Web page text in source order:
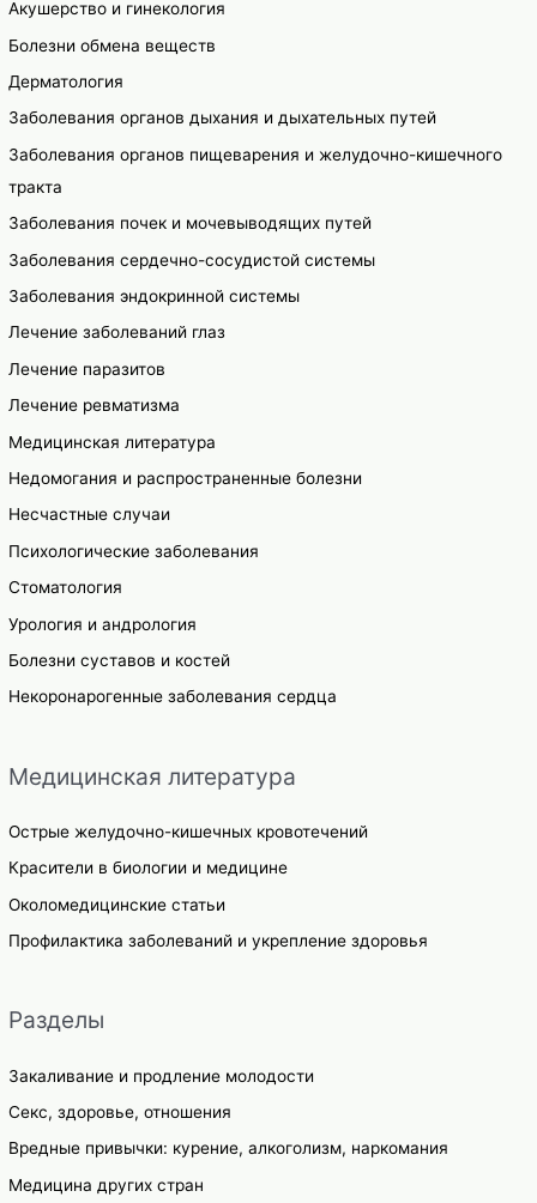
Акушерство и гинекология
Болезни обмена веществ
Дерматология
Заболевания органов дыхания и дыхательных путей
Заболевания органов пищеварения и желудочно-кишечного
тракта
Заболевания почек и мочевыводящих путей
Заболевания сердечно-сосудистой системы
Заболевания эндокринной системы
Лечение заболеваний глаз
Лечение паразитов
Лечение ревматизма
Медицинская литература
Недомогания и распространенные болезни
Несчастные случаи
Психологические заболевания
Стоматология
Урология и андрология
Болезни суставов и костей
Некоронарогенные заболевания сердца
Медицинская литература
Острые желудочно-кишечных кровотечений
Красители в биологии и медицине
Околомедицинские статьи
Профилактика заболеваний и укрепление здоровья
Разделы
Закаливание и продление молодости
Секс, здоровье, отношения
Вредные привычки: курение, алкоголизм, наркомания
Медицина других стран